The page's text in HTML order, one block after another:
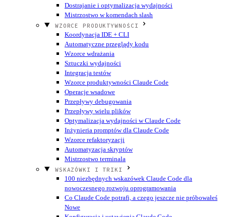
Dostrajanie i optymalizacja wydajności
Mistrzostwo w komendach slash
WZORCE PRODUKTYWNOŚCI
Koordynacja IDE + CLI
Automatyczne przeglądy kodu
Wzorce wdrażania
Sztuczki wydajności
Integracja testów
Wzorce produktywności Claude Code
Operacje wsadowe
Przepływy debugowania
Przepływy wielu plików
Optymalizacja wydajności w Claude Code
Inżynieria promptów dla Claude Code
Wzorce refaktoryzacji
Automatyzacja skryptów
Mistrzostwo terminala
WSKAZÓWKI I TRIKI
100 niezbędnych wskazówek Claude Code dla
nowoczesnego rozwoju oprogramowania
Co Claude Code potrafi, a czego jeszcze nie próbowałeś
Nowe